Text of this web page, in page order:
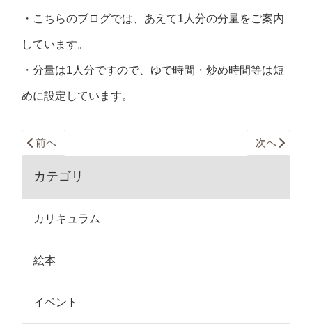
・こちらのブログでは、あえて1人分の分量をご案内
しています。
・分量は1人分ですので、ゆで時間・炒め時間等は短
めに設定しています。
前へ 次へ
カテゴリ
カリキュラム
絵本
イベント